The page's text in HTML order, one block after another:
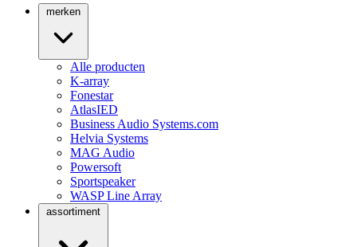
merken
Alle producten
K-array
Fonestar
AtlasIED
Business Audio Systems.com
Helvia Systems
MAG Audio
Powersoft
Sportspeaker
WASP Line Array
assortiment